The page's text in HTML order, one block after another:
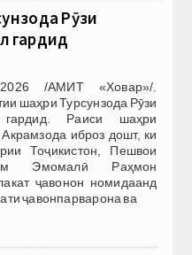
Рӯзи
гардид
/АМИТ «Ховар»/.
шаҳри Турсунзода Рӯзи
Раиси шаҳри
иброз дошт, ки
Тоҷикистон, Пешвои
Эмомалӣ Раҳмон
ҷавонон номидаанд
ҷавонпарварона ва